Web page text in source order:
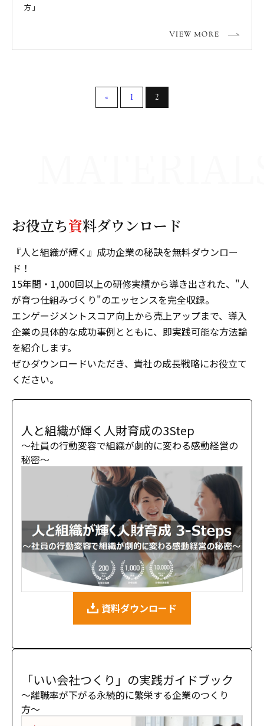
方」
VIEW MORE
« 1 2
お役立ち資料ダウンロード
『人と組織が輝く』成功企業の秘訣を無料ダウンロー
ド！
15年間・1,000回以上の研修実績から導き出された、"人
が育つ仕組みづくり"のエッセンスを完全収録。
エンゲージメントスコア向上から売上アップまで、導入
企業の具体的な成功事例とともに、即実践可能な方法論
を紹介します。
ぜひダウンロードいただき、貴社の成長戦略にお役立て
ください。
人と組織が輝く人財育成の3Step
〜社員の行動変容で組織が劇的に変わる感動経営の
秘密〜
資料ダウンロード
「いい会社つくり」の実践ガイドブック
〜離職率が下がる永続的に繁栄する企業のつくり
方〜